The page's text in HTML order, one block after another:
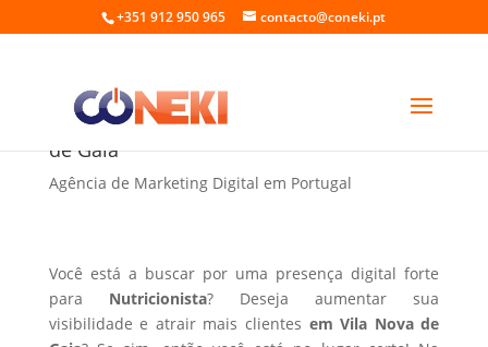
+351 912 950 965 contacto@coneki.pt
Fazer site para Nutricionista em Vila Nova
de Gaia
Agência de Marketing Digital em Portugal
Você está a buscar por uma presença digital forte
para Nutricionista? Deseja aumentar sua
visibilidade e atrair mais clientes em Vila Nova de